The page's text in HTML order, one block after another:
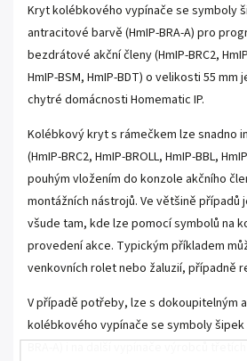
Kryt kolébkového vypínače se symboly
antracitové barvě (HmIP-BRA-A) pro
bezdrátové akční členy (HmIP-BRC2,
HmIP-BSM, HmIP-BDT) o velikosti 55
chytré domácnosti Homematic IP.
Kolébkový kryt s rámečkem lze snadno
(HmIP-BRC2, HmIP-BROLL, HmIP-BBL,
pouhým vložením do konzole akčního
montážních nástrojů. Ve většině případů
všude tam, kde lze pomocí symbolů na
provedení akce. Typickým příkladem
venkovních rolet nebo žaluzií, případně
V případě potřeby, lze s dokoupitelným
kolébkového vypínače se symboly šipek